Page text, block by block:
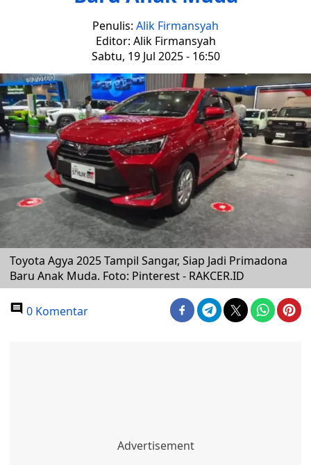
Penulis: Alik Firmansyah
Editor: Alik Firmansyah
Sabtu, 19 Jul 2025 - 16:50
Toyota Agya 2025 Tampil Sangar, Siap Jadi Primadona
Baru Anak Muda. Foto: Pinterest - RAKCER.ID
0 Komentar